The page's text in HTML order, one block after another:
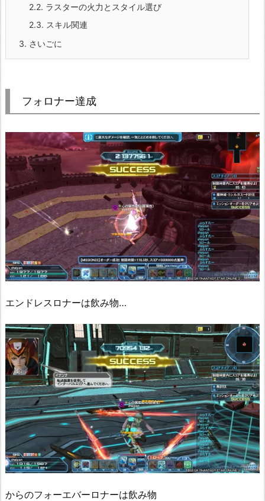
2.2. ラスターの火力とスタイル選び
2.3. スキル関連
3. さいごに
フォロナー達成
エンドレスロナーは飲み物…
からのフォーエバーロナーは飲み物